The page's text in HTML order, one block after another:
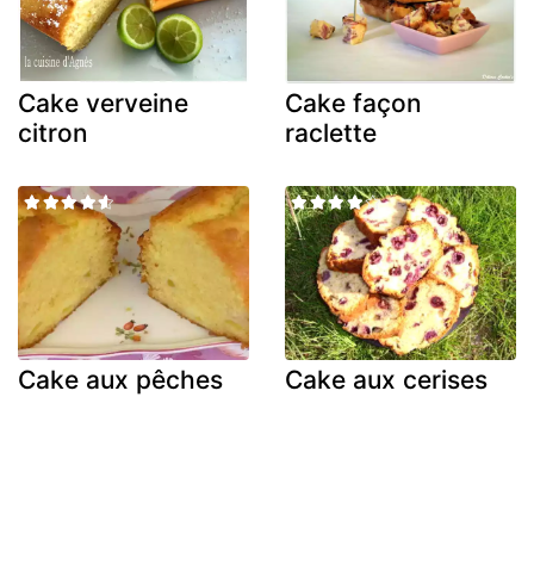
Cake verveine
citron
Cake façon
raclette
Cake aux pêches Cake aux cerises